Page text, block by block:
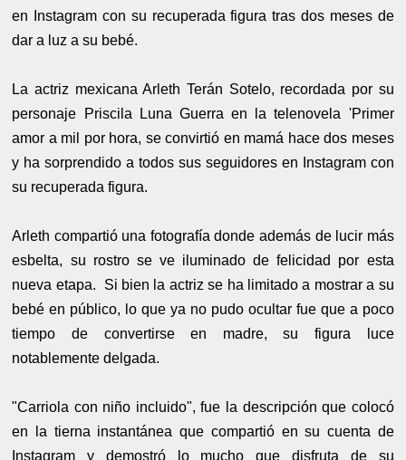
en Instagram con su recuperada figura tras dos meses de
dar a luz a su bebé.
La actriz mexicana Arleth Terán Sotelo, recordada por su
personaje Priscila Luna Guerra en la telenovela 'Primer
amor a mil por hora, se convirtió en mamá hace dos meses
y ha sorprendido a todos sus seguidores en Instagram con
su recuperada figura.
Arleth compartió una fotografía donde además de lucir más
esbelta, su rostro se ve iluminado de felicidad por esta
nueva etapa. Si bien la actriz se ha limitado a mostrar a su
bebé en público, lo que ya no pudo ocultar fue que a poco
tiempo de convertirse en madre, su figura luce
notablemente delgada.
"Carriola con niño incluido", fue la descripción que colocó
en la tierna instantánea que compartió en su cuenta de
Instagram y demostró lo mucho que disfruta de su